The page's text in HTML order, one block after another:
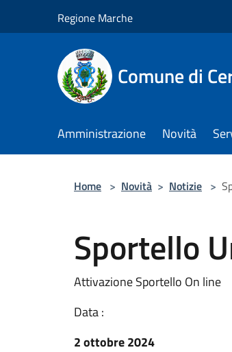
Regione Marche
Comune di
Amministrazione Novità
Home > Novità > Notizie >
Sportello
Attivazione Sportello On line
Data :
2 ottobre 2024